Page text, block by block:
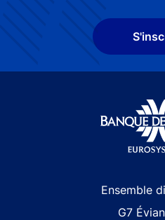
Ensemble
G7